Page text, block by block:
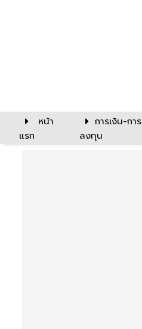
หน้า
แรก
การเงิน-การ
ลงทุน